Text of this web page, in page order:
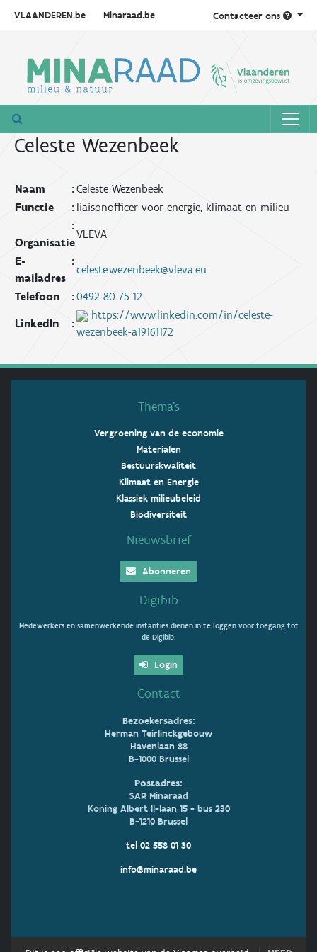
VLAANDEREN.be Minaraad.be Contacteer ons
Celeste Wezenbeek
:
Naam
Celeste Wezenbeek
:
Functie
liaisonofficer voor energie, klimaat en milieu
:
Organisatie
VLEVA
:
E-
mailadres
celeste.wezenbeek@vleva.eu
:
Telefoon
0492 80 75 12
:
LinkedIn
https://www.linkedin.com/in/celeste-
wezenbeek-a19161172
Thema’s
Vergroening van de economie
Materialen
Bestuurskwaliteit
Klimaat en Energie
Klassiek milieubeleid
Biodiversiteit
Nieuwsbrief
Abonneren
Digibib
Medewerkers en samenwerkende instanties dienen in te loggen voor toegang tot
de Digibib.
Login
Contact
Bezoekersadres:
Herman Teirlinckgebouw
Havenlaan 88
B-1000 Brussel
Postadres:
SAR Minaraad
Koning Albert II-laan 15 - bus 230
B-1210 Brussel
tel 02 558 01 30
info@minaraad.be